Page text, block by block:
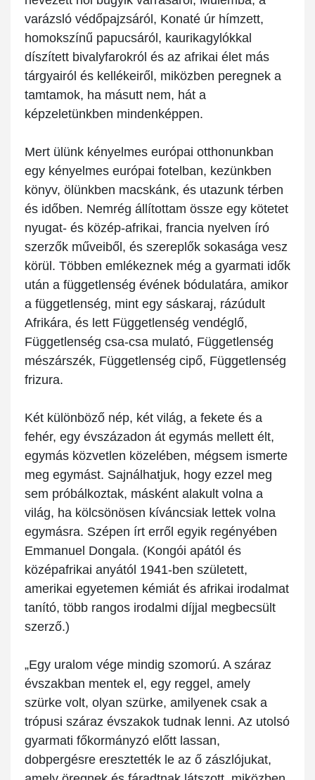
varázsló védőpajzsáról, Konaté úr hímzett,
homokszínű papucsáról, kaurikagylókkal
díszített bivalyfarokról és az afrikai élet más
tárgyairól és kellékeiről, miközben peregnek a
tamtamok, ha másutt nem, hát a
képzeletünkben mindenképpen.
Mert ülünk kényelmes európai otthonunkban
egy kényelmes európai fotelban, kezünkben
könyv, ölünkben macskánk, és utazunk térben
és időben. Nemrég állítottam össze egy kötetet
nyugat- és közép-afrikai, francia nyelven író
szerzők műveiből, és szereplők sokasága vesz
körül. Többen emlékeznek még a gyarmati idők
után a függetlenség évének bódulatára, amikor
a függetlenség, mint egy sáskaraj, rázúdult
Afrikára, és lett Függetlenség vendéglő,
Függetlenség csa-csa mulató, Függetlenség
mészárszék, Függetlenség cipő, Függetlenség
frizura.
Két különböző nép, két világ, a fekete és a
fehér, egy évszázadon át egymás mellett élt,
egymás közvetlen közelében, mégsem ismerte
meg egymást. Sajnálhatjuk, hogy ezzel meg
sem próbálkoztak, másként alakult volna a
világ, ha kölcsönösen kíváncsiak lettek volna
egymásra. Szépen írt erről egyik regényében
Emmanuel Dongala. (Kongói apától és
középafrikai anyától 1941-ben született,
amerikai egyetemen kémiát és afrikai irodalmat
tanító, több rangos irodalmi díjjal megbecsült
szerző.)
„Egy uralom vége mindig szomorú. A száraz
évszakban mentek el, egy reggel, amely
szürke volt, olyan szürke, amilyenek csak a
trópusi száraz évszakok tudnak lenni. Az utolsó
gyarmati főkormányzó előtt lassan,
dobpergésre eresztették le az ő zászlójukat,